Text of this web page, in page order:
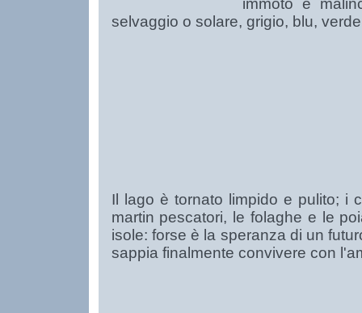
immoto e
selvaggio o solare, grigio, blu,
Il lago è tornato limpido e pulito; i
martin pescatori, le folaghe e le
isole: forse è la speranza di un
sappia finalmente convivere con